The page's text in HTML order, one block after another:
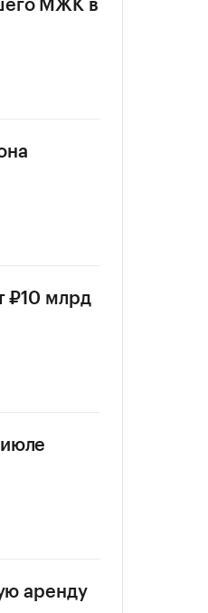
МЖК в
₽10 млрд
аренду